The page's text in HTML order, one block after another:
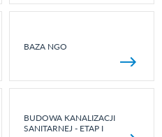
BAZA NGO
BUDOWA KANALIZACJI
SANITARNEJ - ETAP I